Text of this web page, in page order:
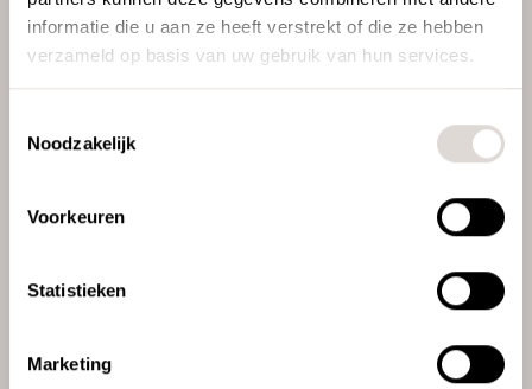
informatie die u aan ze heeft verstrekt of die ze hebben
verzameld op basis van uw gebruik van hun services.
Noodzakelijk
Voorkeuren
Statistieken
Marketing